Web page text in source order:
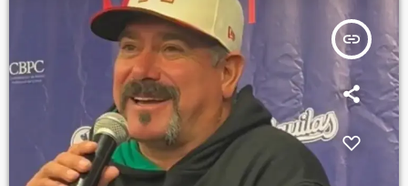
insert_link